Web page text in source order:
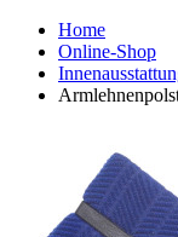
Home
Online-Shop